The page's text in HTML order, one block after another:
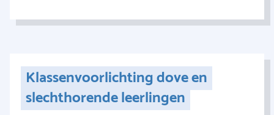
Klassenvoorlichting dove en
slechthorende leerlingen